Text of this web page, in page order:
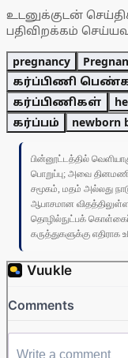
உடனுக்குடன்
பதிவிறக்கம்
pregnancy
கர்ப்பிணி
கர்ப்பிணிகள்
கர்ப்பம்
newborn
பின்னூட்டத்தில்
பொறுப்பு; அவை
சமூகம், மதம் அல்லது
ஆபாசமான
தொழில்நுட்பக்
கருத்துகளுக்கு எதிராக